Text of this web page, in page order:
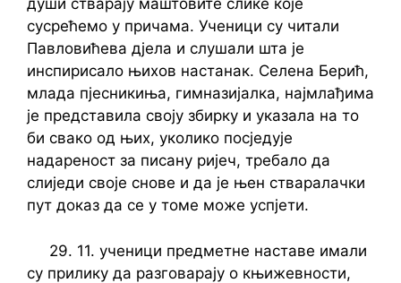
души стварају маштовите слике које
сусрећемо у причама. Ученици су читали
Павловићева дјела и слушали шта је
инспирисало њихов настанак. Селена Берић,
млада пјесникиња, гимназијалка, најмлађима
је представила своју збирку и указала на то
би свако од њих, уколико посједује
надареност за писану ријеч, требало да
слиједи своје снове и да је њен стваралачки
пут доказ да се у томе може успјети.
29. 11. ученици предметне наставе имали
су прилику да разговарају о књижевности,